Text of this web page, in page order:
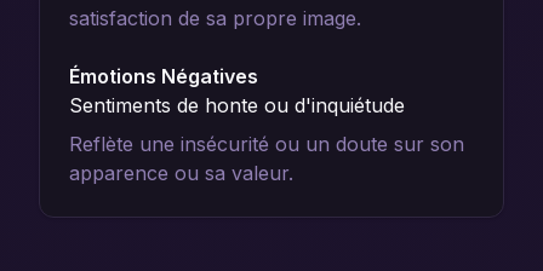
satisfaction de sa propre image.
Émotions Négatives
Sentiments de honte ou d'inquiétude
Reflète une insécurité ou un doute sur son
apparence ou sa valeur.